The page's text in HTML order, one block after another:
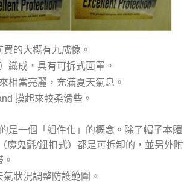
的大概有九成像。
織成，具有可拆式面罩。
相當亮麗，充滿夏天氣息。
摸起來較柔滑些。
是一個「組件化」的概念。除了帽子本體
魔鬼氈/鈕扣式）都是可拆卸的，並另外附
。
狀況調整防護範圍。